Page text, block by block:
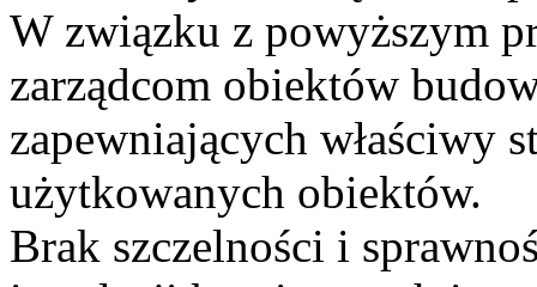
W związku z powyższym
zarządcom obiektów
zapewniających właściwy
użytkowanych obiektów.
Brak szczelności i